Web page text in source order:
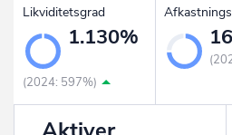
Likviditetsgrad
1.130%
(2024: 597%)